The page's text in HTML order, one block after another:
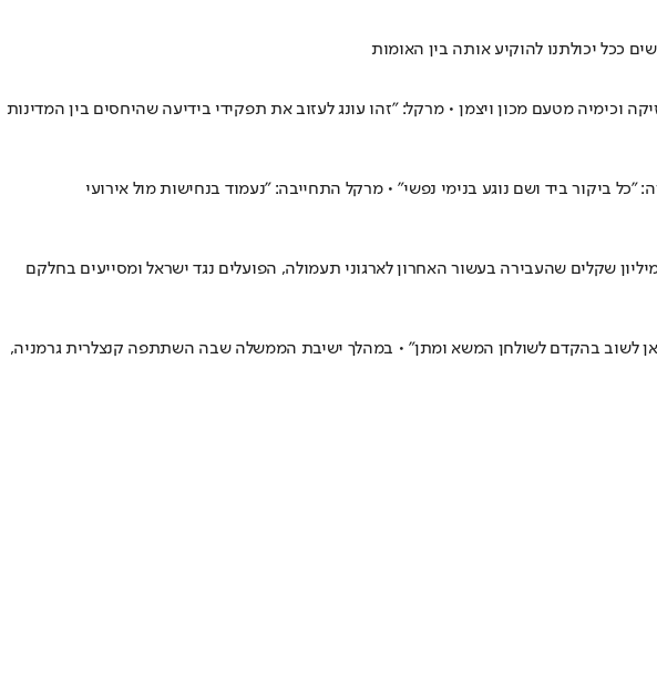
ככל יכולתנו להוקיע אותה בין האומות
וכימיה מטעם מכון ויצמן • מרקל: "זהו עונג לעזוב את תפקידי בידיעה שהיחסים בין המדינות
ביד ושם נוגע בנימי נפשי" • מרקל התחייבה: "נעמוד בנחישות מול אירועי
והפורום פתחו במיצג מחאה מול מלון המלך דוד, במהלך ישיבת הממשלה בנוכחות אנגלה מרקל • במרכז המחאה: 84 מיליון שקלים שהעבירה בעשור האחרון לארגוני תעמולה, הפועלים נגד ישראל ומסייעים בחלקם
לשוב בהקדם לשולחן המשא ומתן" • במהלך ישיבת הממשלה שבה השתתפה קנצלרית גרמניה,